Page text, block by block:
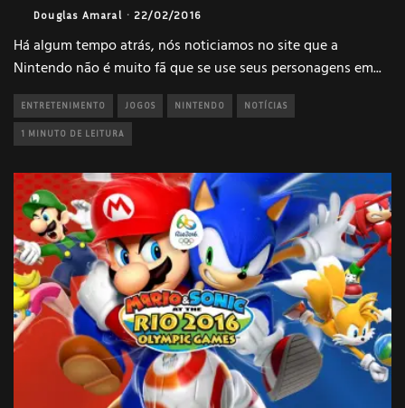
Douglas Amaral · 22/02/2016
Há algum tempo atrás, nós noticiamos no site que a
Nintendo não é muito fã que se use seus personagens em...
ENTRETENIMENTO JOGOS NINTENDO NOTÍCIAS
1 MINUTO DE LEITURA